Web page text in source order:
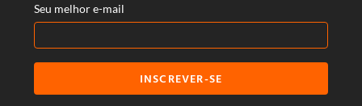
Seu melhor e-mail
INSCREVER-SE